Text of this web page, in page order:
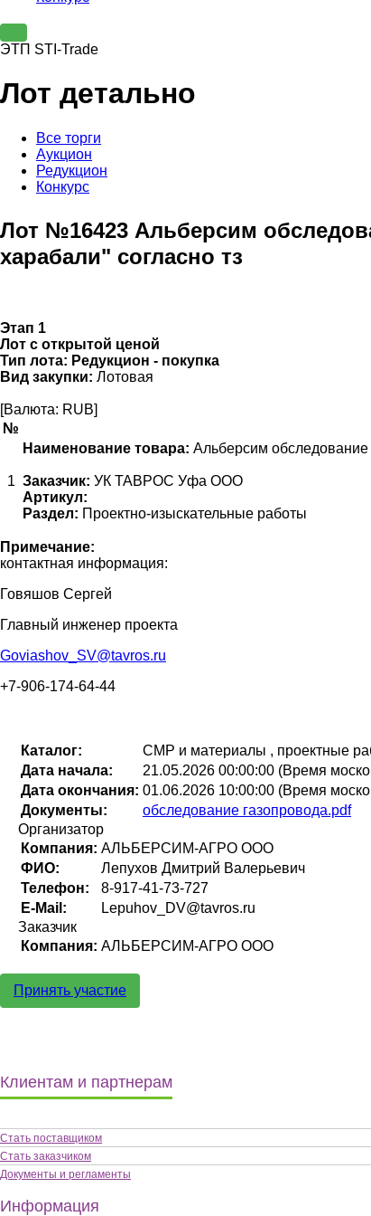
ЭТП STI-Trade
Лот детально
Все торги
Аукцион
Редукцион
Конкурс
Лот №16423 Альберсим
харабали" согласно тз
Этап 1
Лот с открытой ценой
Тип лота: Редукцион - покупка
Вид закупки: Лотовая
[Валюта: RUB]
№
1
Наименование товара: Альберсим обследование
Заказчик: УК ТАВРОС Уфа ООО
Артикул:
Раздел: Проектно-изыскательные работы
Примечание:
контактная информация:
Говяшов Сергей
Главный инженер проекта
Goviashov_SV@tavros.ru
+7-906-174-64-44
Каталог:
СМР и материалы , проектные
Дата начала:
21.05.2026 00:00:00 (Время
Дата окончания: 01.06.2026 10:00:00 (Время
Документы:
обследование газопровода.pdf
Организатор
Компания: АЛЬБЕРСИМ-АГРО ООО
ФИО:
Лепухов Дмитрий Валерьевич
Телефон:
8-917-41-73-727
E-Mail:
Lepuhov_DV@tavros.ru
Заказчик
Компания: АЛЬБЕРСИМ-АГРО ООО
Принять участие
Клиентам и партнерам
Стать поставщиком
Стать заказчиком
Документы и регламенты
Информация